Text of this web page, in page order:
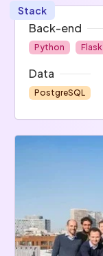
Stack
Back-end
Python Flask
Data
PostgreSQL